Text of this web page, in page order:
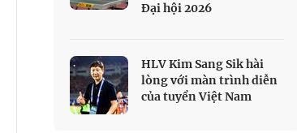
Đại hội 2026
HLV Kim Sang Sik hài
lòng với màn trình diễn
của tuyển Việt Nam